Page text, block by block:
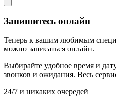
Запишитесь онлайн
Теперь к вашим любимым
можно записаться онлайн.
Выбирайте удобное время и
звонков и ожидания. Весь
24/7 и никаких очередей